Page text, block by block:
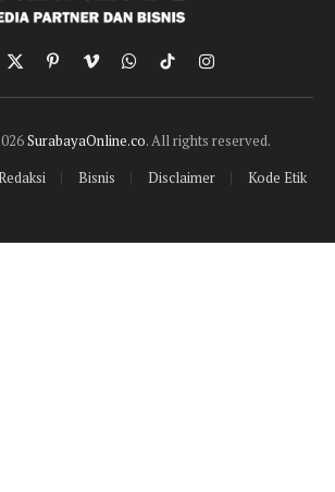
X
(Twitter)
PinterestVimeoWhatsApp
TikTokInstagram
SurabayaOnline.co. All rights reserved.
Bisnis Disclaimer Kode Etik